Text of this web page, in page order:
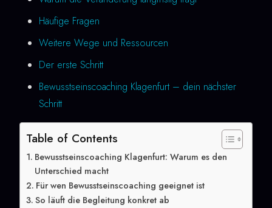
Häufige Fragen
Weitere Wege und Ressourcen
Der erste Schritt
Bewusstseinscoaching Klagenfurt – dein nächster
Schritt
Table of Contents
Bewusstseinscoaching Klagenfurt: Warum es den
Unterschied macht
Für wen Bewusstseinscoaching geeignet ist
So läuft die Begleitung konkret ab